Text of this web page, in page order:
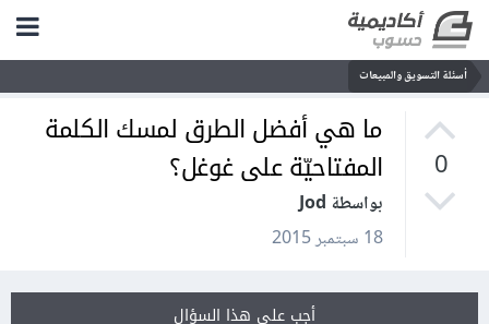
أسئلة التسويق والمبيعات
0
ما هي أفضل الطرق لمسك الكلمة
المفتاحيّة على غوغل؟
بواسطة Jod
18 سبتمبر 2015
أجب على هذا السؤال